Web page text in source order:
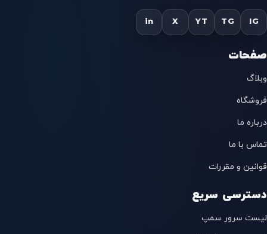
IG
TG
YT
X
in
صفحات
وبلاگ
فروشگاه
درباره ما
تماس با ما
قوانین و مقررات
دسترسی سریع
لیست سرور سمپ